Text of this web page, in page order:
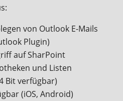
von Outlook E-Mails
Plugin)
auf SharPoint
und Listen
Bit verfügbar)
(iOS, Android)